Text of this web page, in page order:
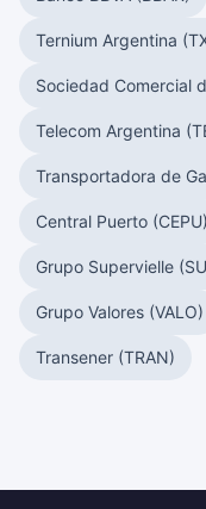
Ternium Argentina
Sociedad Comercial
Telecom Argentina
Transportadora de
Central Puerto (CEPU)
Grupo Supervielle
Grupo Valores (VALO)
Transener (TRAN)